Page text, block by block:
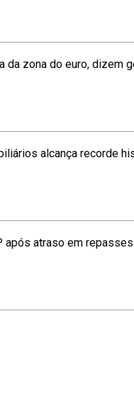
da zona do euro, dizem
alcança recorde
após atraso em repasses